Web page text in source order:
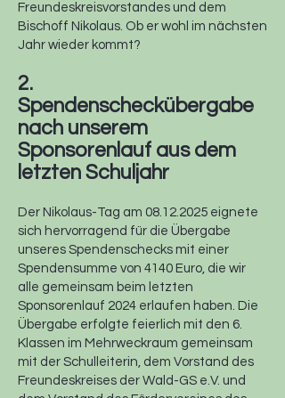
Freundeskreisvorstandes und dem
Bischoff Nikolaus. Ob er wohl im nächsten
Jahr wieder kommt?
2.
Spendenscheckübergabe
nach unserem
Sponsorenlauf aus dem
letzten Schuljahr
Der Nikolaus-Tag am 08.12.2025 eignete
sich hervorragend für die Übergabe
unseres Spendenschecks mit einer
Spendensumme von 4140 Euro, die wir
alle gemeinsam beim letzten
Sponsorenlauf 2024 erlaufen haben. Die
Übergabe erfolgte feierlich mit den 6.
Klassen im Mehrweckraum gemeinsam
mit der Schulleiterin, dem Vorstand des
Freundeskreises der Wald-GS e.V. und